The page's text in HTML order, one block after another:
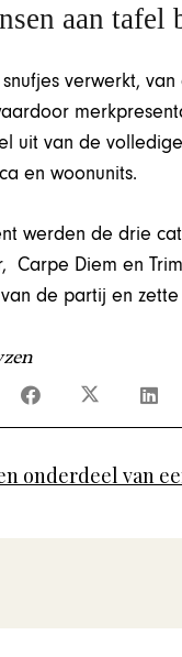
aan tafel
verwerkt,
uit van de
en woonunits.
werden de drie
Carpe Diem en
de partij en
onderdeel van